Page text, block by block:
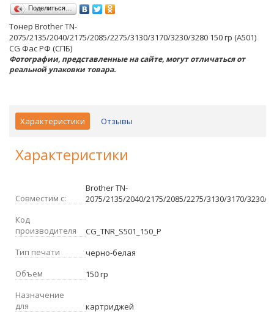
Поделиться…
Тонер Brother TN-
2075/2135/2040/2175/2085/2275/3130/3170/3230/3280 150 гр (A501)
CG Фас РФ (СПБ)
Фотографии, представленные на сайте, могут отличаться от
реальной упаковки товара.
Характеристики Отзывы
Характеристики
Совместим с:
Brother TN-
2075/2135/2040/2175/2085/2275/3130/3170/3230/
Код
производителя
CG_TNR_S501_150_P
Тип печати
черно-белая
Объем
150 гр
Назначение
для
картриджей